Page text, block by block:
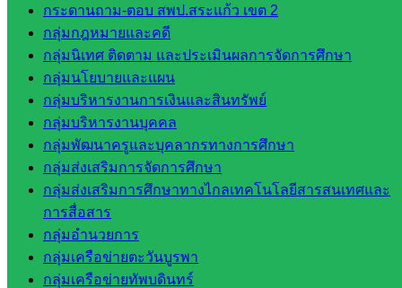
กระดานถาม-ตอบ สพป.สระแก้ว เขต 2
กลุ่มกฎหมายและคดี
กลุ่มนิเทศ ติดตาม และประเมินผลการจัดการศึกษา
กลุ่มนโยบายและแผน
กลุ่มบริหารงานการเงินและสินทรัพย์
กลุ่มบริหารงานบุคคล
กลุ่มพัฒนาครูและบุคลากรทางการศึกษา
กลุ่มส่งเสริมการจัดการศึกษา
กลุ่มส่งเสริมการศึกษาทางไกลเทคโนโลยีสารสนเทศและ
การสื่อสาร
กลุ่มอำนวยการ
กลุ่มเครือข่ายตะวันบูรพา
กลุ่มเครือข่ายทัพบดินทร์
เขต 2
โรงเรียน
ในสังกัด
สพป.สระแก้ว
เขต 1
โรงเรียน
ในสังกัด
สพป.สระแก้ว
เขต 2
วิทยาลัย
เทคนิค
สระแก้ว
วิทยาลัย